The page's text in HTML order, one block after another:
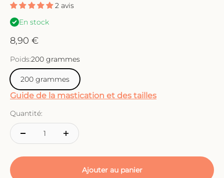
2 avis
En stock
Prix de vente
8,90 €
Poids:200 grammes
200 grammes
Guide de la mastication et des tailles
Quantité:
Ajouter au panier